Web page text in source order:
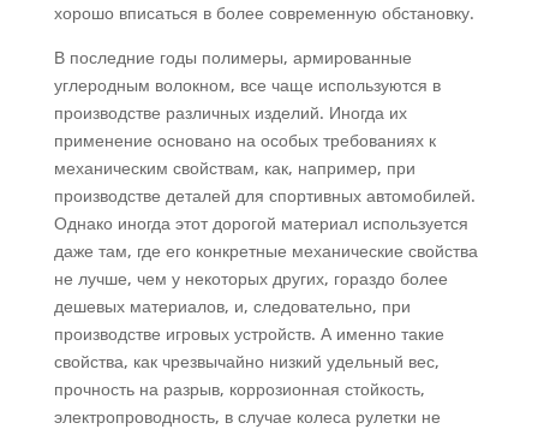
хорошо вписаться в более современную обстановку.
В последние годы полимеры, армированные
углеродным волокном, все чаще используются в
производстве различных изделий. Иногда их
применение основано на особых требованиях к
механическим свойствам, как, например, при
производстве деталей для спортивных автомобилей.
Однако иногда этот дорогой материал используется
даже там, где его конкретные механические свойства
не лучше, чем у некоторых других, гораздо более
дешевых материалов, и, следовательно, при
производстве игровых устройств. А именно такие
свойства, как чрезвычайно низкий удельный вес,
прочность на разрыв, коррозионная стойкость,
электропроводность, в случае колеса рулетки не